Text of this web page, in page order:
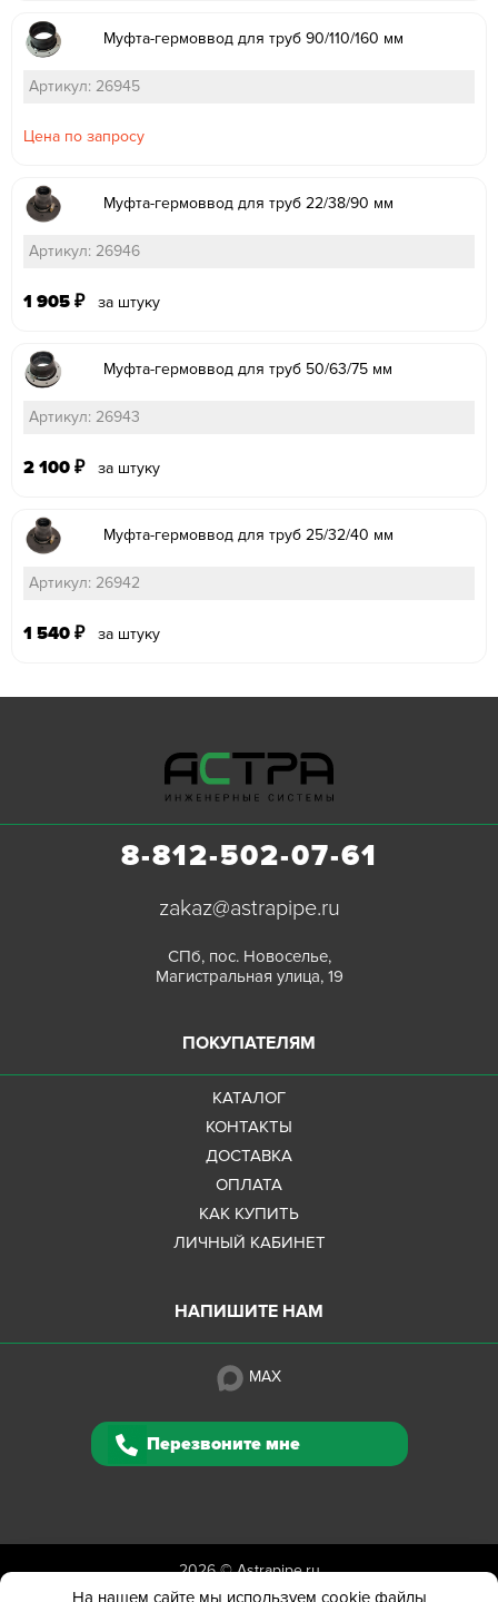
Муфта-гермоввод для труб 90/110/160 мм
Артикул: 26945
Цена по запросу
Муфта-гермоввод для труб 22/38/90 мм
Артикул: 26946
1 905 ₽ за штуку
Муфта-гермоввод для труб 50/63/75 мм
Артикул: 26943
2 100 ₽ за штуку
Муфта-гермоввод для труб 25/32/40 мм
Артикул: 26942
1 540 ₽ за штуку
8-812-502-07-61
zakaz@astrapipe.ru
СПб, пос. Новоселье,
Магистральная улица, 19
ПОКУПАТЕЛЯМ
КАТАЛОГ
КОНТАКТЫ
ДОСТАВКА
ОПЛАТА
КАК КУПИТЬ
ЛИЧНЫЙ КАБИНЕТ
НАПИШИТЕ НАМ
MAX
Перезвоните мне
2026 ©Astrapipe.ru
Полная версия сайта
На нашем сайте мы используем cookie файлы